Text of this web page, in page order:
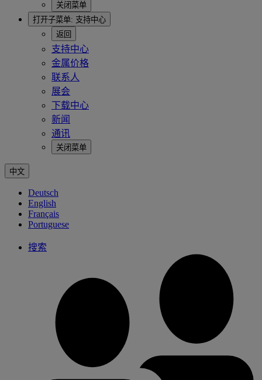
关闭菜单
打开子菜单: 支持中心
返回
支持中心
金属价格
联系人
展会
下载中心
新闻
通讯
关闭菜单
中文
Deutsch
English
Français
Portuguese
搜索